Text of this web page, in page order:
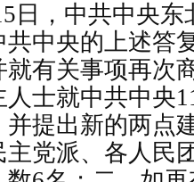
日，中共中央
共中央的上述答
就有关事项再次
士就中共中央
并提出新的两点
党派、各人民